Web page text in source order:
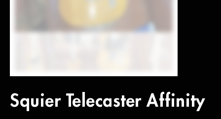
Squier Telecaster Affinity